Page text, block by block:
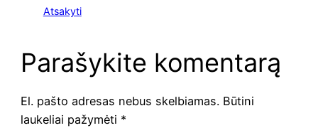
Atsakyti
Parašykite komentarą
El. pašto adresas nebus skelbiamas. Būtini
laukeliai pažymėti *